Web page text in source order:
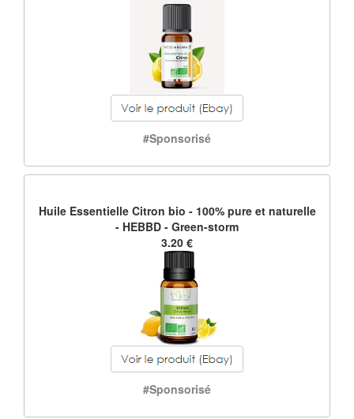
#Sponsorisé
Huile Essentielle Citron bio - 100% pure et naturelle
- HEBBD - Green-storm
3.20 €
#Sponsorisé